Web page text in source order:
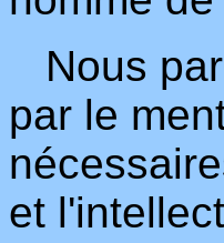
Nous
par le
et